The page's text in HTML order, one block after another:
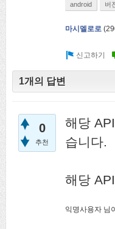
android 버
마시멜로로 (
1개의 답변
0
추천
해당
습니다.
해당
익명사용자 님이